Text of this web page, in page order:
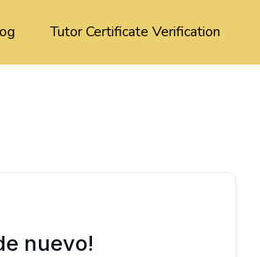
Tutor Certificate Verification
nuevo!